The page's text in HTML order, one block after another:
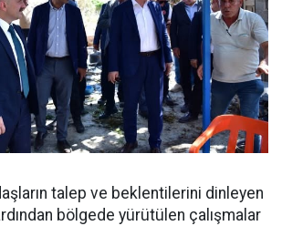
talep ve beklentilerini dinleyen
bölgede yürütülen çalışmalar